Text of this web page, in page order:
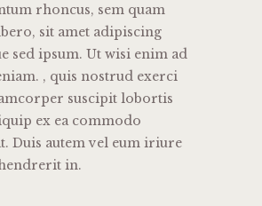
rhoncus, sem quam
sit amet adipiscing
sed ipsum. Ut wisi enim ad
, quis nostrud exerci
suscipit lobortis
ex ea commodo
Duis autem vel eum iriure
in.